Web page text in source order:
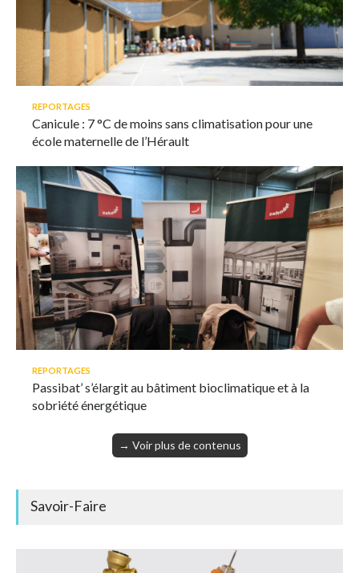
REPORTAGES
Canicule : 7 °C de moins sans climatisation pour une
école maternelle de l’Hérault
REPORTAGES
Passibat’ s’élargit au bâtiment bioclimatique et à la
sobriété énergétique
→ Voir plus de contenus
Savoir-Faire